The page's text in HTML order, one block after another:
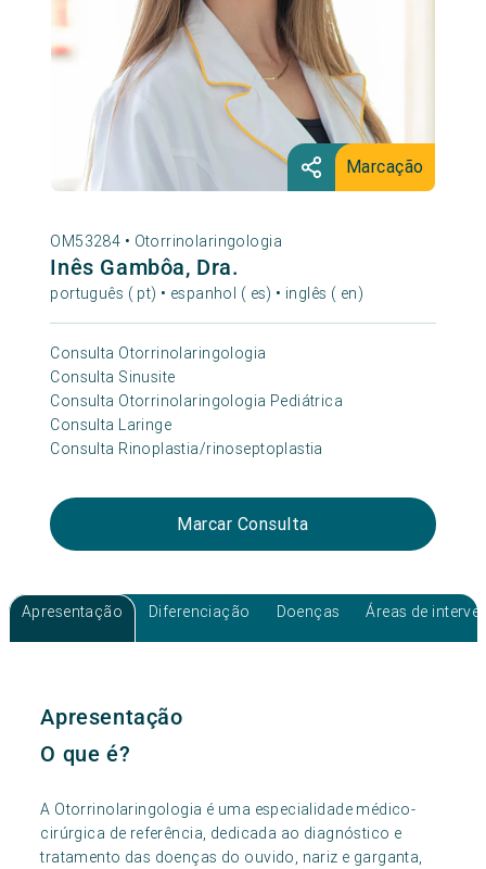
Marcação
OM53284 • Otorrinolaringologia
Inês Gambôa, Dra.
português ( pt) • espanhol ( es) • inglês ( en)
Consulta Otorrinolaringologia
Consulta Sinusite
Consulta Otorrinolaringologia Pediátrica
Consulta Laringe
Consulta Rinoplastia/rinoseptoplastia
Marcar Consulta
Apresentação Diferenciação Doenças Áreas de
Apresentação
O que é?
A Otorrinolaringologia é uma especialidade médico-
cirúrgica de referência, dedicada ao diagnóstico e
tratamento das doenças do ouvido, nariz e garganta,